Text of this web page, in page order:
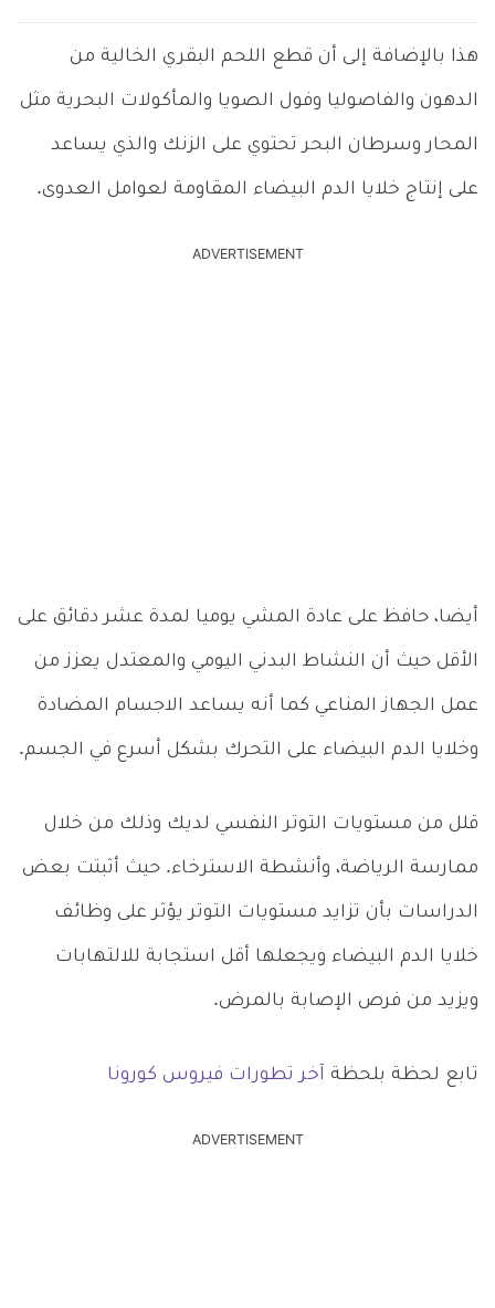
هذا بالإضافة إلى أن قطع اللحم البقري الخالية من
الدهون والفاصوليا وفول الصويا والمأكولات البحرية مثل
المحار وسرطان البحر تحتوي على الزنك والذي يساعد
على إنتاج خلايا الدم البيضاء المقاومة لعوامل العدوى.
ADVERTISEMENT
أيضا، حافظ على عادة المشي يوميا لمدة عشر دقائق على
الأقل حيث أن النشاط البدني اليومي والمعتدل يعزز من
عمل الجهاز المناعي كما أنه يساعد الاجسام المضادة
وخلايا الدم البيضاء على التحرك بشكل أسرع في الجسم.
قلل من مستويات التوتر النفسي لديك وذلك من خلال
ممارسة الرياضة، وأنشطة الاسترخاء. حيث أثبتت بعض
الدراسات بأن تزايد مستويات التوتر يؤثر على وظائف
خلايا الدم البيضاء ويجعلها أقل استجابة للالتهابات
ويزيد من فرص الإصابة بالمرض.
تابع لحظة بلحظة آخر تطورات فيروس كورونا
ADVERTISEMENT